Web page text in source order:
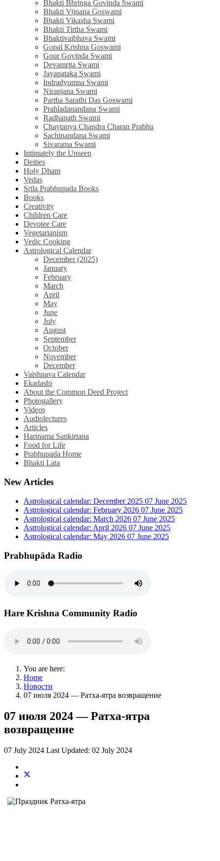
Bhakti Bhringa Govinda Swami
Bhakti Vijnana Goswami
Bhakti Vikasha Swami
Bhakti Tirtha Swami
Bhaktivaibhava Swami
Gopal Krishna Goswami
Gour Govinda Swami
Devamrita Swami
Jayapataka Swami
Indradyumna Swami
Niranjana Swami
Partha Sarathi Das Goswami
Prahladanandana Swami
Radhanath Swami
Chaytanya Chandra Charan Prabhu
Sachinandana Swami
Sivarama Swami
Intimately the Unseen
Deities
Holy Dham
Vedas
Srila Prabhupada Books
Books
Creativity
Children Care
Devotee Care
Vegetarianism
Vedic Cooking
Astrological Calendar
December (2025)
January
February
March
April
May
June
July
August
September
October
November
December
Vaishnava Calendar
Ekadashi
About the Common Deed Project
Photogallery
Videos
Audiolectures
Articles
Harinama Sankirtana
Food for Life
Prabhupada Home
Bhakti Lata
New Articles
Astrological calendar: December 2025 07 June 2025
Astrological calendar: February 2026 07 June 2025
Astrological calendar: March 2026 07 June 2025
Astrological calendar: April 2026 07 June 2025
Astrological calendar: May 2026 07 June 2025
Prabhupāda Radio
Hare Krishna Community Radio
You are here:
Home
Новости
07 июля 2024 — Ратха-ятра возвращение
07 июля 2024 — Ратха-ятра
возвращение
07 July 2024 Last Updated: 02 July 2024